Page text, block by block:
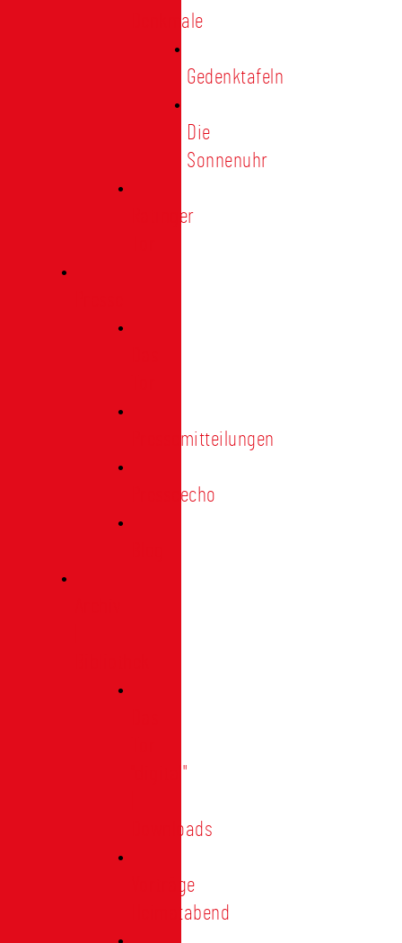
Denkmale
Gedenktafeln
Die
Sonnenuhr
Ratinger
Pressemitteilungen
Presseecho
"digital"
Downloads
Vorträge
Heimatabend